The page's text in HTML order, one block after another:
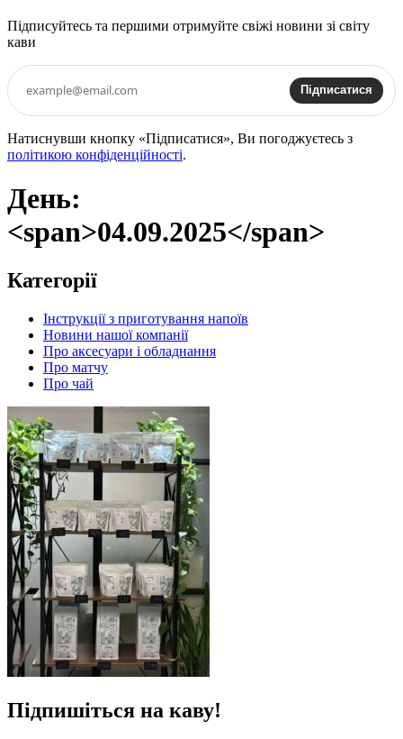
Підписуйтесь та першими отримуйте свіжі новини зі світу
кави
Підписатися
Натиснувши кнопку «Підписатися», Ви погоджуєтесь з
політикою конфіденційності.
День:
<span>04.09.2025</span>
Категорії
Інструкції з приготування напоїв
Новини нашої компанії
Про аксесуари і обладнання
Про матчу
Про чай
Підпишіться на каву!